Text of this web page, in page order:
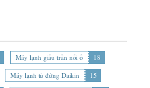
Máy lạnh giấu trần nối ố
18
Máy lạnh tủ đứng Daikin
15